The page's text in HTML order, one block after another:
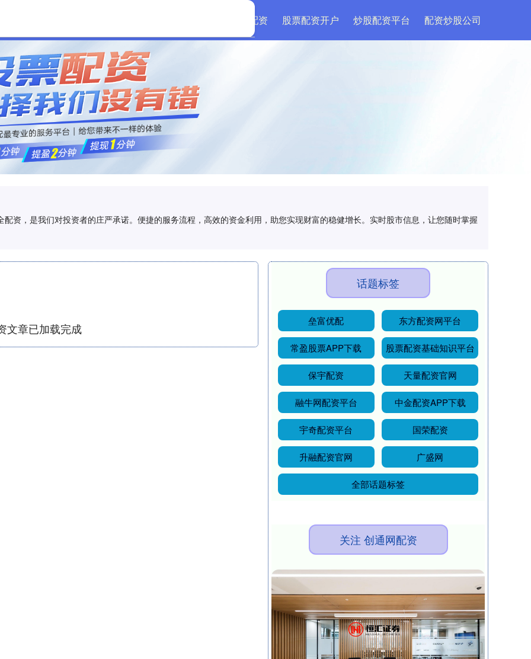
创通网配资 股票配资开户 炒股配资平台 配资炒股公司
资，是我们对投资者的庄严承诺。便捷的服务流程，高效的资金利用，助您实现财富的稳健增长。实时股市信息，让您随时掌握
文章已加载完成
话题标签
垒富优配 东方配资网平台
常盈股票APP下载 股票配资基础知识平台
保宇配资 天量配资官网
融牛网配资平台 中金配资APP下载
宇奇配资平台 国荣配资
升融配资官网 广盛网
全部话题标签
关注 创通网配资